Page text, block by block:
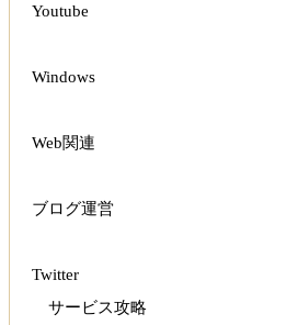
Youtube
Windows
Web関連
ブログ運営
Twitter
サービス攻略